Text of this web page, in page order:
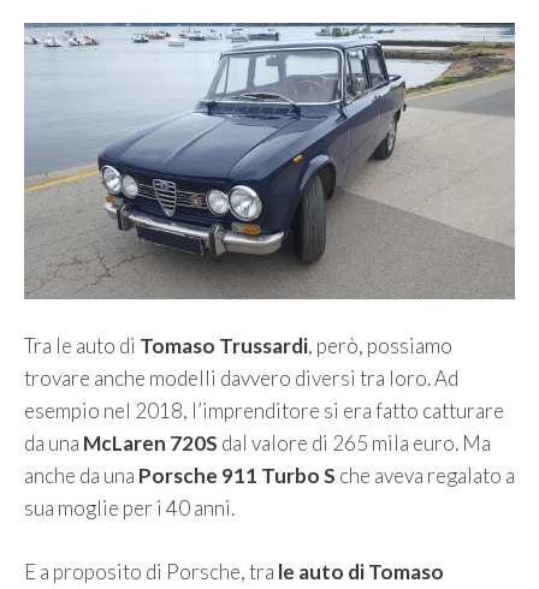
Tra le auto di Tomaso Trussardi, però, possiamo
trovare anche modelli davvero diversi tra loro. Ad
esempio nel 2018, l’imprenditore si era fatto catturare
da una McLaren 720S dal valore di 265 mila euro. Ma
anche da una Porsche 911 Turbo S che aveva regalato a
sua moglie per i 40 anni.
E a proposito di Porsche, tra le auto di Tomaso